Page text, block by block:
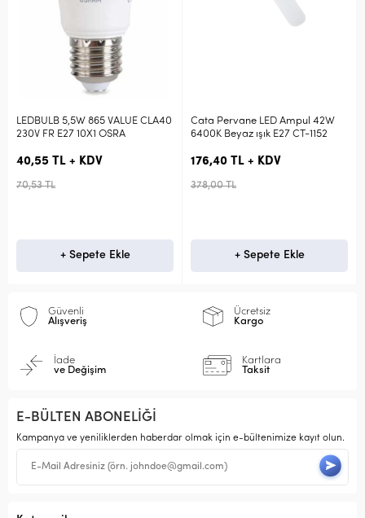
LEDBULB 5,5W 865 VALUE CLA40
230V FR E27 10X1 OSRA
40,55 TL + KDV
70,53 TL
+ Sepete Ekle
Cata Pervane LED Ampul 42W
6400K Beyaz ışık E27 CT-1152
176,40 TL + KDV
378,00 TL
+ Sepete Ekle
Güvenli
Alışveriş
Ücretsiz
Kargo
İade
ve Değişim
Kartlara
Taksit
E-BÜLTEN ABONELİĞİ
Kampanya ve yeniliklerden haberdar olmak için e-bültenimize kayıt olun.